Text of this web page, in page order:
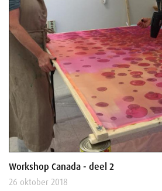
Workshop Canada - deel 2
26 oktober 2018